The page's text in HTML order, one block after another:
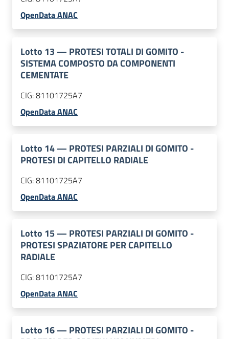
OpenData ANAC
Lotto 13 — PROTESI TOTALI DI GOMITO -
SISTEMA COMPOSTO DA COMPONENTI
CEMENTATE
CIG:81101725A7
OpenData ANAC
Lotto 14— PROTESI PARZIALI DI GOMITO -
PROTESI DI CAPITELLO RADIALE
CIG:81101725A7
OpenData ANAC
Lotto 15— PROTESI PARZIALI DI GOMITO -
PROTESI SPAZIATORE PER CAPITELLO
RADIALE
CIG:81101725A7
OpenData ANAC
Lotto 16— PROTESI PARZIALI DI GOMITO -